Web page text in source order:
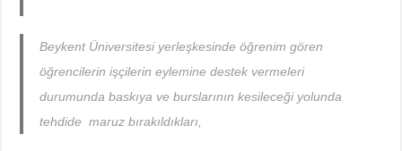
Beykent Üniversitesi yerleşkesinde öğrenim gören
öğrencilerin işçilerin eylemine destek vermeleri
durumunda baskıya ve burslarının kesileceği yolunda
tehdide maruz bırakıldıkları,